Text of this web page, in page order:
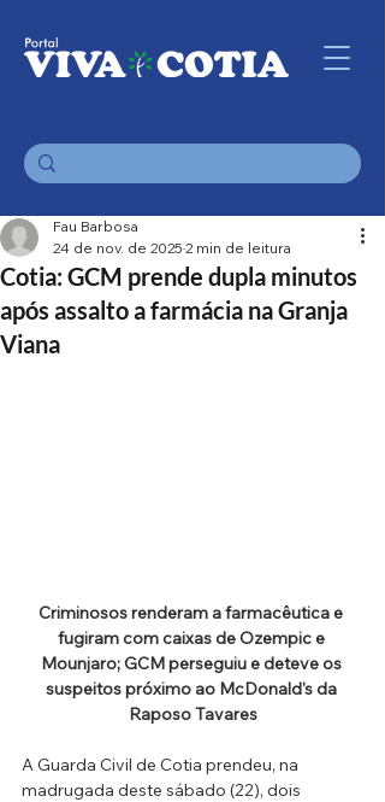
Cotia: GCM prende dupla minutos
após assalto a farmácia na Granja
Viana
Fau Barbosa
24 de nov. de 2025 2 min de leitura
Criminosos renderam a farmacêutica e
fugiram com caixas de Ozempic e
Mounjaro; GCM perseguiu e deteve os
suspeitos próximo ao McDonald's da
Raposo Tavares
A Guarda Civil de Cotia prendeu, na
madrugada deste sábado (22), dois